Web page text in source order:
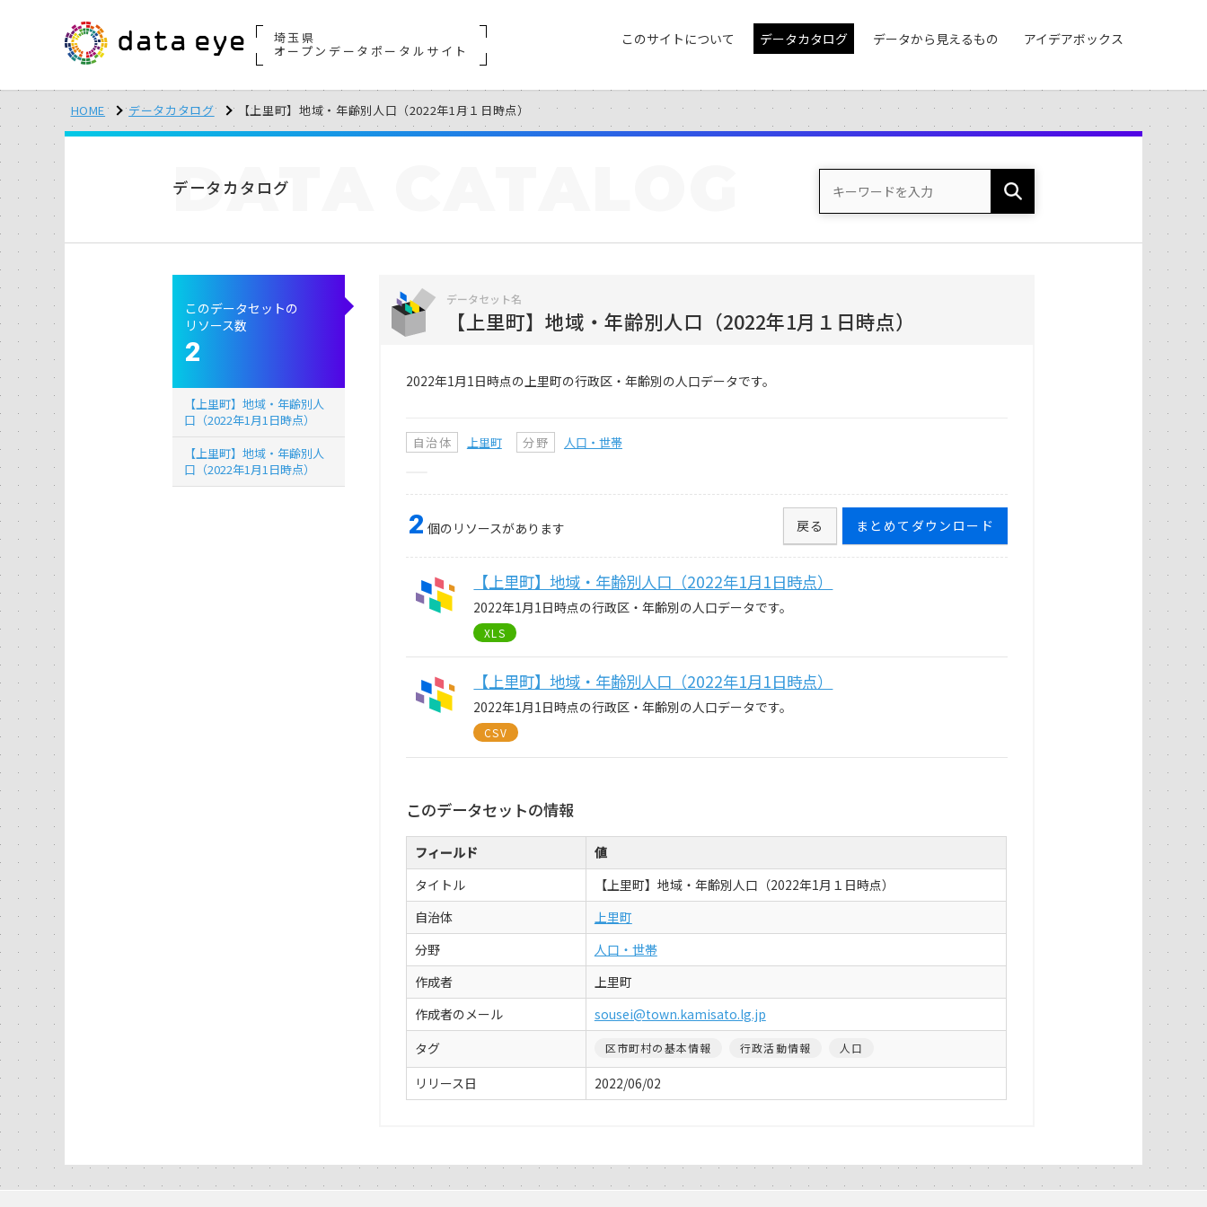
埼玉県
オープンデータポータルサイト
このサイトについて データカタログ データから見えるもの アイデアボックス
HOME データカタログ 【上里町】地域・年齢別人口（2022年1月１日時点）
データカタログ
DATA
データセット名
【上里町】地域・年齢別人口（2022年1月１日時点）
2022年1月1日時点の上里町の行政区・年齢別の人口データです。
自治体 上里町 分野 人口・世帯
2 個のリソースがあります まとめてダウンロード
戻る
【上里町】地域・年齢別人口（2022年1月1日時点）
2022年1月1日時点の行政区・年齢別の人口データです。
XLS
【上里町】地域・年齢別人口（2022年1月1日時点）
2022年1月1日時点の行政区・年齢別の人口データです。
CSV
このデータセットの情報
フィールド
値
タイトル
【上里町】地域・年齢別人口（2022年1月１日時点）
自治体
上里町
分野
人口・世帯
作成者
上里町
作成者のメール
sousei@town.kamisato.lg.jp
タグ
区市町村の基本情報 行政活動情報 人口
リリース日 2022/06/02
このデータセットの
リソース数
2
【上里町】地域・年齢別人
口（2022年1月1日時点）
【上里町】地域・年齢別人
口（2022年1月1日時点）